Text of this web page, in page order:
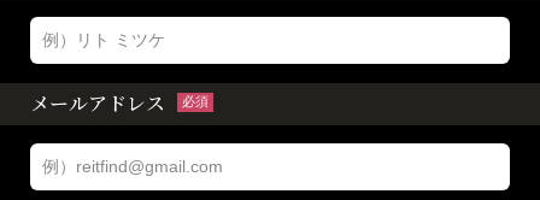
メールアドレス 必須